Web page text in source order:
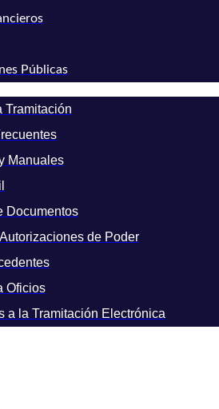
Públicas
Tramitación
Manuales
Documentos
de Poder
Oficios
a la Tramitación Electrónica